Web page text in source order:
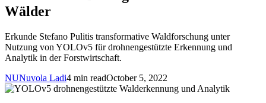
Wälder
Erkunde Stefano Pulitis transformative Waldforschung unter
Nutzung von YOLOv5 für drohnengestützte Erkennung und
Analytik in der Forstwirtschaft.
NUNuvola Ladi4 min readOctober 5, 2022